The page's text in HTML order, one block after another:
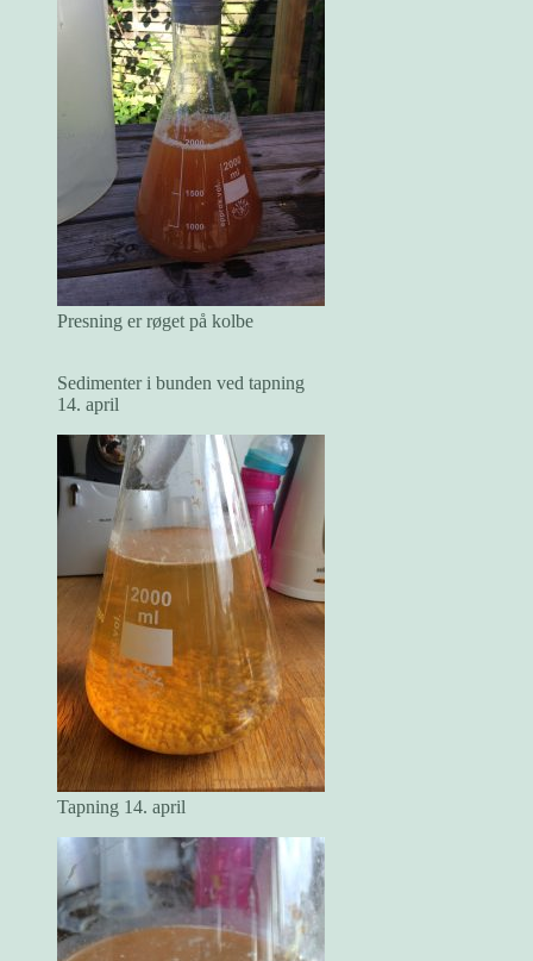
Presning er røget på kolbe
Sedimenter i bunden ved tapning
14. april
Tapning 14. april